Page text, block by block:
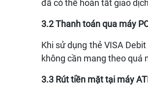
đã có thể hoàn tất giao
3.2 Thanh toán qua máy
Khi sử dụng thẻ VISA
không cần mang theo quá
3.3 Rút tiền mặt tại máy